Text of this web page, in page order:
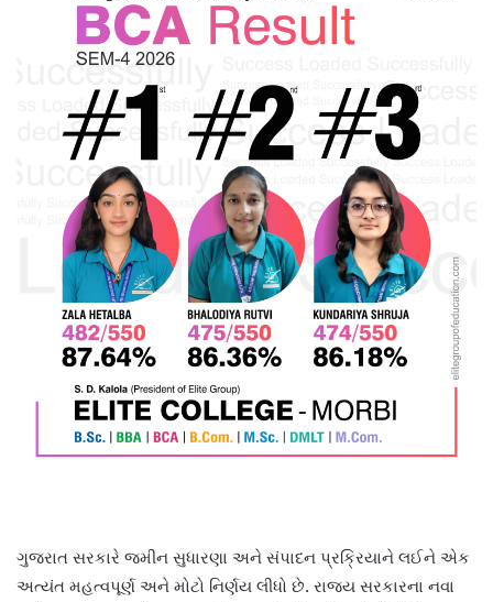
ગુજરાત સરકારે જમીન સુધારણા અને સંપાદન પ્રક્રિયાને લઈને એક
અત્યંત મહત્વપૂર્ણ અને મોટો નિર્ણય લીધો છે. રાજ્ય સરકારના નવા